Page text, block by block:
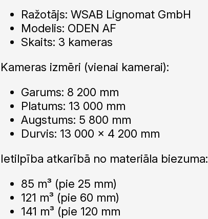
Ražotājs: WSAB Lignomat GmbH
Modelis: ODEN AF
Skaits: 3 kameras
Kameras izmēri (vienai kamerai):
Garums: 8 200 mm
Platums: 13 000 mm
Augstums: 5 800 mm
Durvis: 13 000 x 4 200 mm
Ietilpība atkarībā no materiāla biezuma:
85 m³ (pie 25 mm)
121 m³ (pie 60 mm)
141 m³ (pie 120 mm